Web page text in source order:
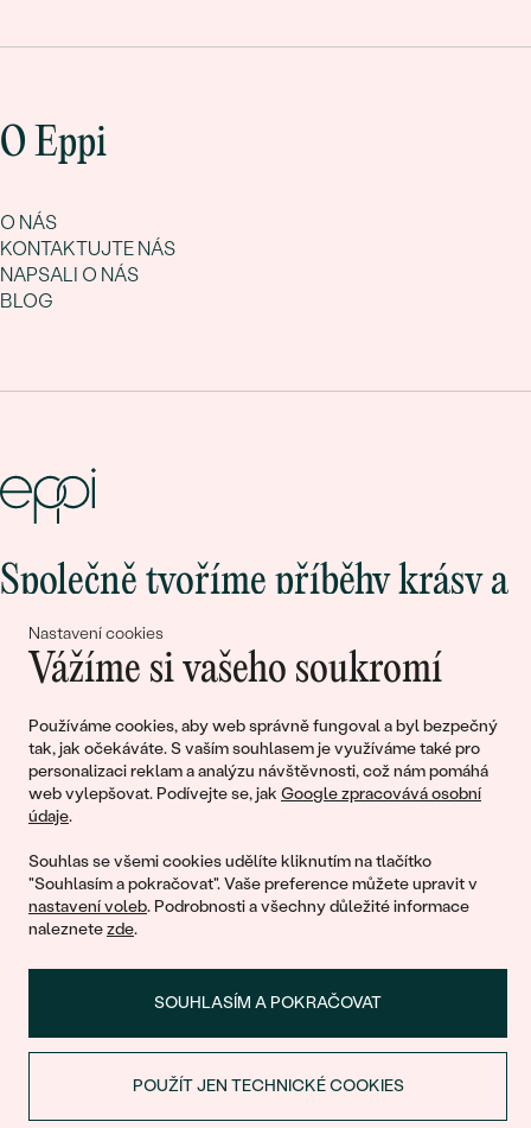
Nastavení cookies
Vážíme si vašeho soukromí
Používáme cookies, aby web správně fungoval a byl bezpečný
tak, jak očekáváte. S vaším souhlasem je využíváme také pro
personalizaci reklam a analýzu návštěvnosti, což nám pomáhá
web vylepšovat. Podívejte se, jak Google zpracovává osobní
údaje.
Souhlas se všemi cookies udělíte kliknutím na tlačítko
"Souhlasím a pokračovat". Vaše preference můžete upravit v
nastavení voleb. Podrobnosti a všechny důležité informace
naleznetezde.
SOUHLASÍM A POKRAČOVAT
POUŽÍT JEN TECHNICKÉ COOKIES
O Eppi
O NÁS
KONTAKTUJTE NÁS
NAPSALI O NÁS
BLOG
Společně tvoříme příběhy krásy a
lásky
© 2011 - 2026, Eppi.cz